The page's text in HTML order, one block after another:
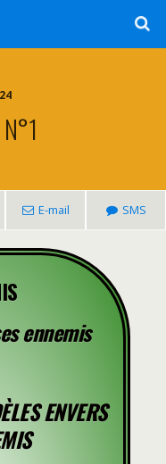
E-mail SMS
ennemis
ENVERS